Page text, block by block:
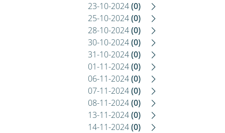
23-10-2024(0)
25-10-2024(0)
28-10-2024(0)
30-10-2024(0)
31-10-2024(0)
01-11-2024(0)
06-11-2024(0)
07-11-2024(0)
08-11-2024(0)
13-11-2024(0)
14-11-2024(0)